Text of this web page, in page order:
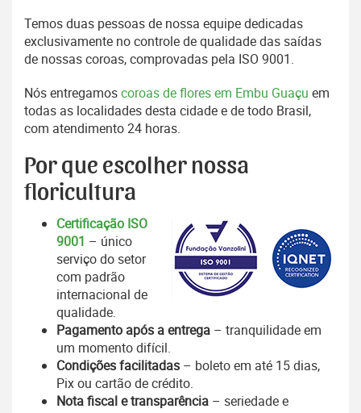
Temos duas pessoas de nossa equipe dedicadas
exclusivamente no controle de qualidade das saídas
de nossas coroas, comprovadas pela ISO 9001.
Nós entregamoscoroas de flores em Embu Guaçu em
todas as localidades desta cidade e de todo Brasil,
com atendimento 24 horas.
Por que escolher nossa
floricultura
Certificação ISO
9001 – único
serviço do setor
com padrão
internacional de
qualidade.
Pagamento após a entrega – tranquilidade em
um momento difícil.
Condições facilitadas – boleto em até 15 dias,
Pix ou cartão de crédito.
Nota fiscal e transparência – seriedade e